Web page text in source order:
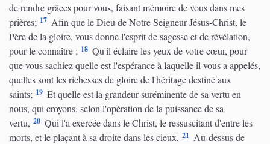
de rendre grâces pour vous, faisant mémoire de vous dans mes
prières; 17 Afin que le Dieu de Notre Seigneur Jésus-Christ, le
Père de la gloire, vous donne l'esprit de sagesse et de révélation,
pour le connaître ; 18 Qu'il éclaire les yeux de votre cœur, pour
que vous sachiez quelle est l'espérance à laquelle il vous a appelés,
quelles sont les richesses de gloire de l'héritage destiné aux
saints; 19 Et quelle est la grandeur suréminente de sa vertu en
nous, qui croyons, selon l'opération de la puissance de sa
vertu, 20 Qui l'a exercée dans le Christ, le ressuscitant d'entre les
morts, et le plaçant à sa droite dans les cieux, 21 Au-dessus de